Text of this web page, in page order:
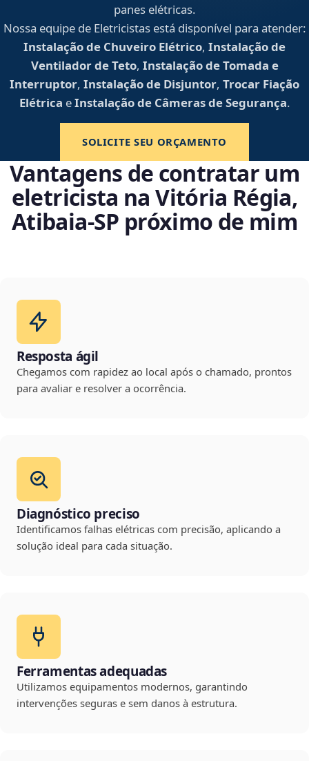
panes elétricas.
Nossa equipe de Eletricistas está disponível para atender:
Instalação de Chuveiro Elétrico, Instalação de
Ventilador de Teto, Instalação de Tomada e
Interruptor, Instalação de Disjuntor, Trocar Fiação
Elétrica eInstalação de Câmeras de Segurança.
SOLICITE SEU ORÇAMENTO
Vantagens de contratar um
eletricista na Vitória Régia,
Atibaia‑SP próximo de mim
Resposta ágil
Chegamos com rapidez ao local após o chamado, prontos
para avaliar e resolver a ocorrência.
Diagnóstico preciso
Identificamos falhas elétricas com precisão, aplicando a
solução ideal para cada situação.
Ferramentas adequadas
Utilizamos equipamentos modernos, garantindo
intervenções seguras e sem danos à estrutura.